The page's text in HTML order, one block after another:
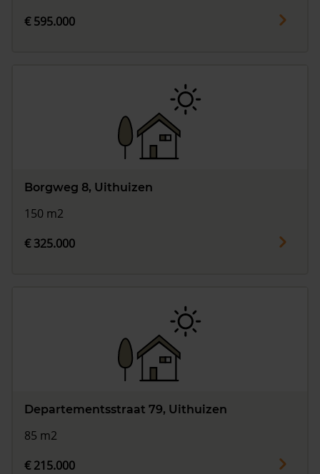
€ 595.000
Borgweg 8, Uithuizen
150 m2
€ 325.000
Departementsstraat 79, Uithuizen
85 m2
€ 215.000